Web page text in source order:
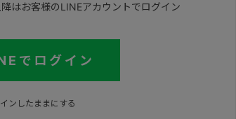
はお客様のLINEアカウントでログイン
でログイン
ンしたままにする